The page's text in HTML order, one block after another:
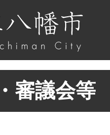
審議会等